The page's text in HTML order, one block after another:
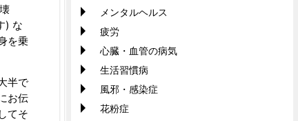
) な
を乗
半で
お伝
てそ
メンタルヘルス
疲労
心臓・血管の病気
生活習慣病
風邪・感染症
花粉症